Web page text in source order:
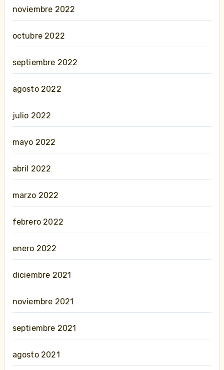
noviembre 2022
octubre 2022
septiembre 2022
agosto 2022
julio 2022
mayo 2022
abril 2022
marzo 2022
febrero 2022
enero 2022
diciembre 2021
noviembre 2021
septiembre 2021
agosto 2021